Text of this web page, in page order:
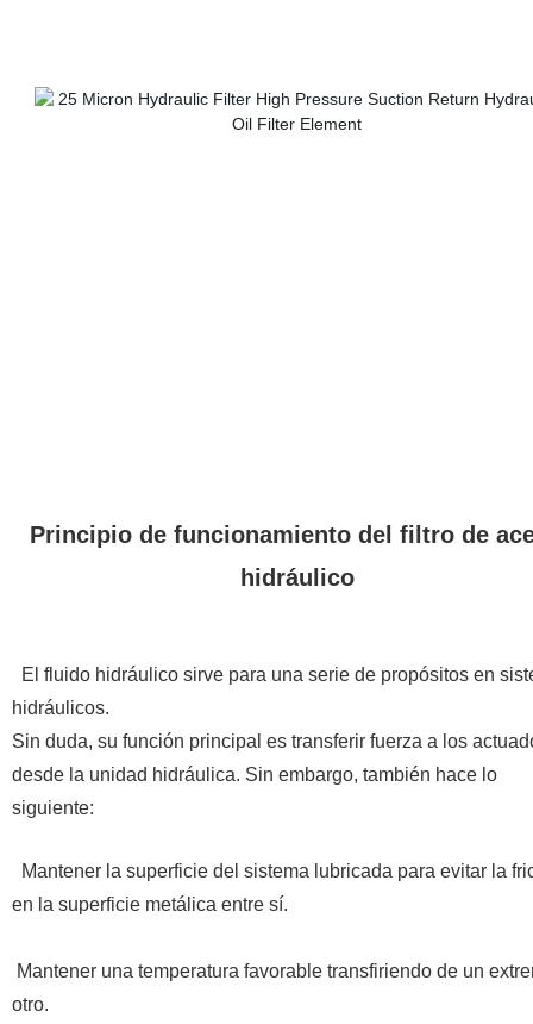
Principio de funcionamiento del filtro de
hidráulico
El fluido hidráulico sirve para una serie de propósitos en
hidráulicos.
Sin duda, su función principal es transferir fuerza a los
desde la unidad hidráulica. Sin embargo, también hace lo
siguiente:
Mantener la superficie del sistema lubricada para evitar la
en la superficie metálica entre sí.
Mantener una temperatura favorable transfiriendo de un
otro.